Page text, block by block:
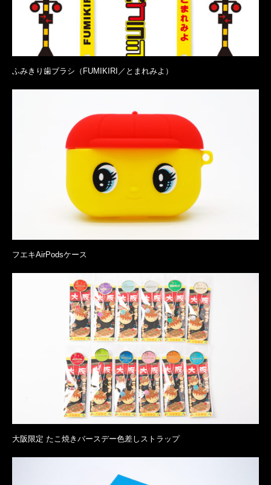
ふみきり歯ブラシ（FUMIKIRI／とまれみよ）
フエキAirPodsケース
大阪限定 たこ焼きバースデー色差しストラップ